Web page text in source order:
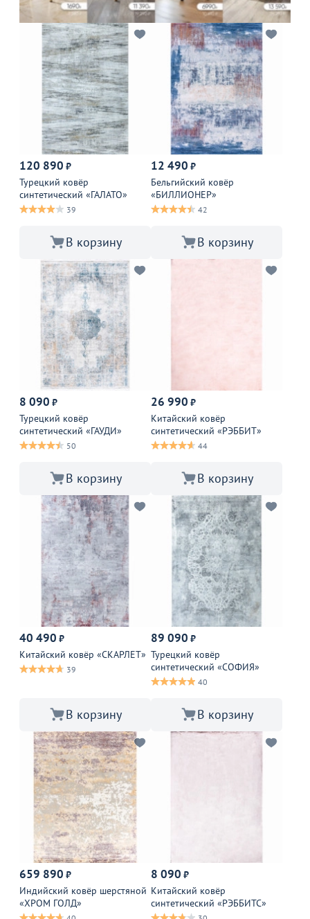
120 890 ₽
Турецкий ковёр
синтетический «ГАЛАТО»
39
В корзину
12 490 ₽
Бельгийский ковёр
«БИЛЛИОНЕР»
42
В корзину
8 090 ₽
Турецкий ковёр
синтетический «ГАУДИ»
50
В корзину
26 990 ₽
Китайский ковёр
синтетический «РЭББИТ»
44
В корзину
40 490 ₽
Китайский ковёр «СКАРЛЕТ»
39
В корзину
89 090 ₽
Турецкий ковёр
синтетический «СОФИЯ»
40
В корзину
659 890 ₽
Индийский ковёр шерстяной
«ХРОМ ГОЛД»
8 090 ₽
Китайский ковёр
синтетический «РЭББИТС»